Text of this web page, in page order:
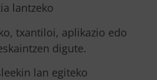
lantzeko
txantiloi, aplikazio edo
digute.
lan egiteko